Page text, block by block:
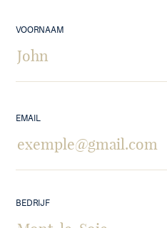
VOORNAAM
EMAIL
BEDRIJF